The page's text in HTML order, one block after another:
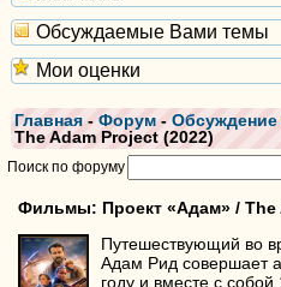
Обсуждаемые Вами темы
Мои оценки
Главная - Форум -
The Adam Project (2022)
Поиск по форуму
Фильмы: Проект «Адам» / The
Путешествующий во
Адам Рид совершает
году и вместе с